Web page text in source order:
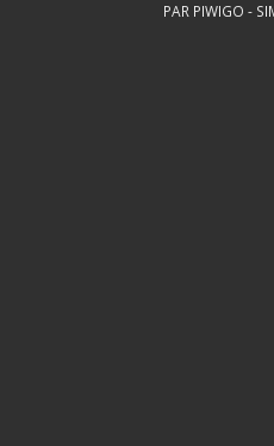
PAR PIWIGO -